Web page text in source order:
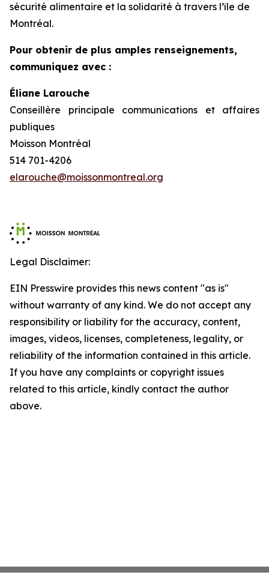
sécurité alimentaire et la solidarité à travers l’île de
Montréal.
Pour obtenir de plus amples renseignements,
communiquez avec :
Éliane Larouche
Conseillère principale communications et affaires
publiques
Moisson Montréal
514 701-4206
elarouche@moissonmontreal.org
Legal Disclaimer:
EIN Presswire provides this news content "as is"
without warranty of any kind. We do not accept any
responsibility or liability for the accuracy, content,
images, videos, licenses, completeness, legality, or
reliability of the information contained in this article.
If you have any complaints or copyright issues
related to this article, kindly contact the author
above.